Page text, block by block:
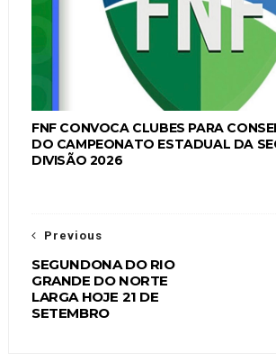
FNF CONVOCA CLUBES PARA
DO CAMPEONATO ESTADUAL DA
DIVISÃO 2026
Previous
SEGUNDONA DO RIO
GRANDE DO NORTE
LARGA HOJE 21 DE
SETEMBRO